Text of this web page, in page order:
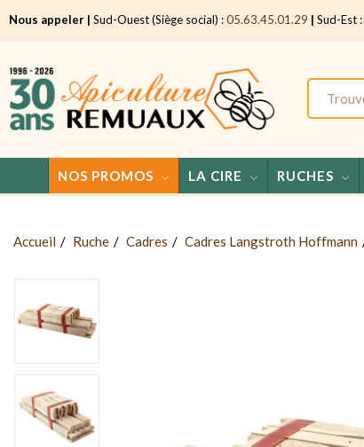
Nous appeler | Sud-Ouest (Siège social) :05.63.45.01.29 | Sud-Est :
NOS PROMOS LA CIRE RUCHES
Accueil Ruche Cadres Cadres Langstroth Hoffmann